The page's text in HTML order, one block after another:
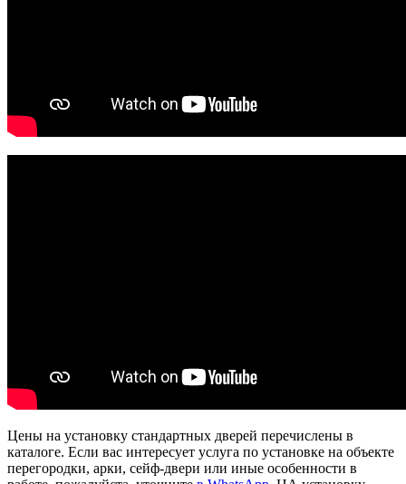
Цены на установку стандартных дверей перечислены в
каталоге. Если вас интересует услуга по установке на объекте
перегородки, арки, сейф-двери или иные особенности в